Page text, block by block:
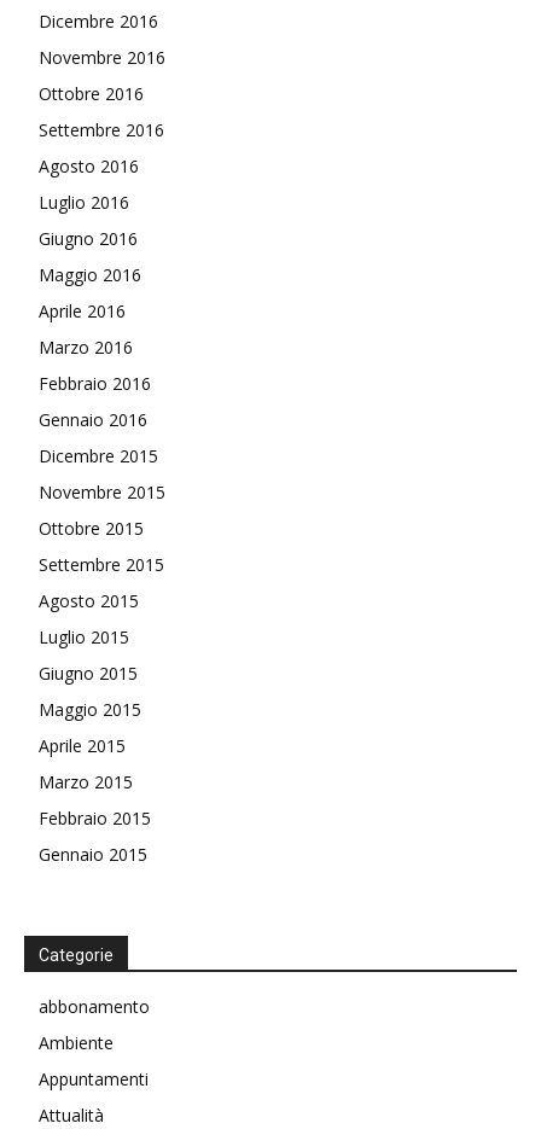
Dicembre 2016
Novembre 2016
Ottobre 2016
Settembre 2016
Agosto 2016
Luglio 2016
Giugno 2016
Maggio 2016
Aprile 2016
Marzo 2016
Febbraio 2016
Gennaio 2016
Dicembre 2015
Novembre 2015
Ottobre 2015
Settembre 2015
Agosto 2015
Luglio 2015
Giugno 2015
Maggio 2015
Aprile 2015
Marzo 2015
Febbraio 2015
Gennaio 2015
Categorie
abbonamento
Ambiente
Appuntamenti
Attualità